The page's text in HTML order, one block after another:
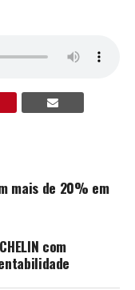
mais de 20% em
com